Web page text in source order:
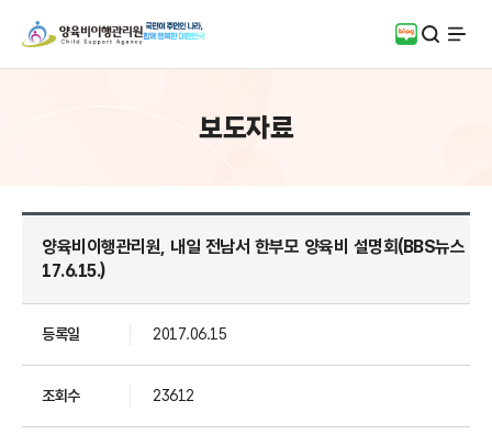
블로그검색
전체
보도자료
양육비이행관리원, 내일 전남서 한부모 양육비 설명회(BBS뉴스
17.6.15.)
등록일 2017.06.15
조회수 23612